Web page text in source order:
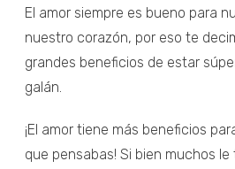
El amor siempre es bueno para
nuestro corazón, por eso te
grandes beneficios de estar
galán.
¡El amor tiene más beneficios
que pensabas! Si bien muchos le